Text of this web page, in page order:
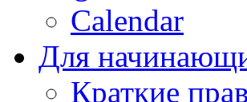
Calendar
Для
Краткие